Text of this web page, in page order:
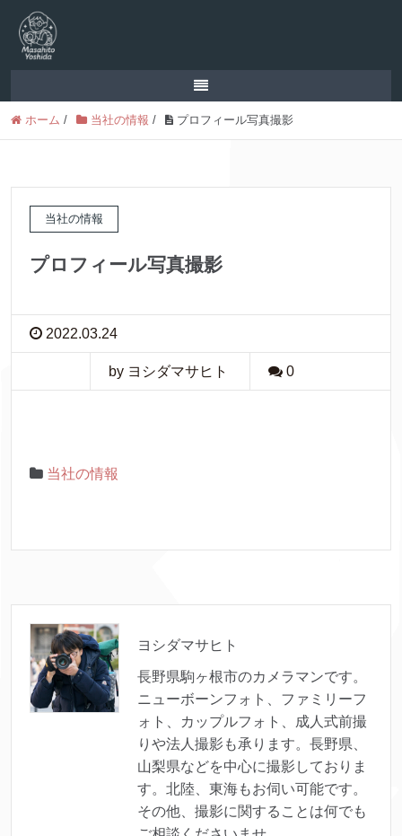
ホーム / 当社の情報 / プロフィール写真撮影
当社の情報
プロフィール写真撮影
2022.03.24
by ヨシダマサヒト 0
当社の情報
ヨシダマサヒト
長野県駒ヶ根市のカメラマンです。
ニューボーンフォト、ファミリーフ
ォト、カップルフォト、成人式前撮
りや法人撮影も承ります。長野県、
山梨県などを中心に撮影しておりま
す。北陸、東海もお伺い可能です。
その他、撮影に関することは何でも